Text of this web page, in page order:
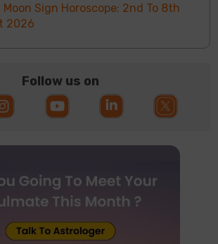
Moon Sign Horoscope: 2nd To 8th
2026
Follow us on